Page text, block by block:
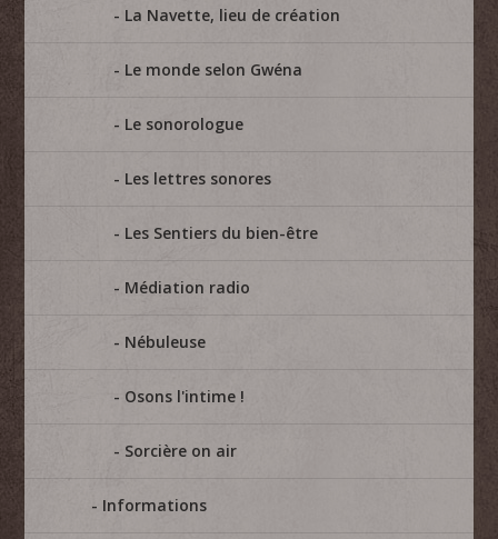
La Navette, lieu de création
Le monde selon Gwéna
Le sonorologue
Les lettres sonores
Les Sentiers du bien-être
Médiation radio
Nébuleuse
Osons l'intime !
Sorcière on air
Informations